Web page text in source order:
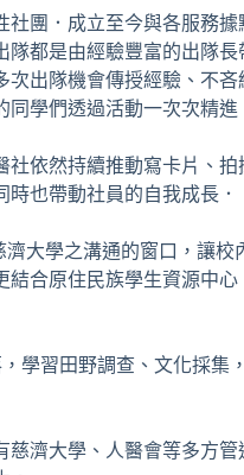
團．成立至今與各服務
都是由經驗豐富的出隊
出隊機會傳授經驗、不
學們透過活動一次次精進
依然持續推動寫卡片、
也帶動社員的自我成長．
大學之溝通的窗口，讓
合原住民族學生資源中
學習田野調查、文化採
濟大學、人醫會等多方